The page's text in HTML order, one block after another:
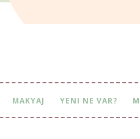
MAKYAJ YENI NE VAR?